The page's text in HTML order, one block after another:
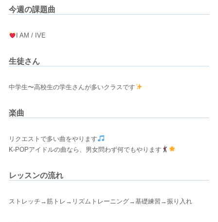
今週の課題曲
I AM / IVE
生徒さん
中学生〜高校生の学生さんが多いクラスです
楽曲
リクエストで多い曲をやります
K-POPアイドルの曲なら、男女問わず何でもやります
レッスンの流れ
ストレッチ→筋トレ→リズムトレーニング→基礎練習→振り入れ